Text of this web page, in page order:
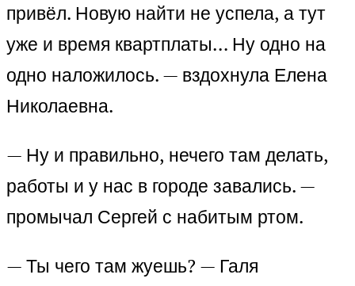
привёл. Новую найти не успела, а тут
уже и время квартплаты… Ну одно на
одно наложилось. — вздохнула Елена
Николаевна.
— Ну и правильно, нечего там делать,
работы и у нас в городе завались. —
промычал Сергей с набитым ртом.
— Ты чего там жуешь? — Галя